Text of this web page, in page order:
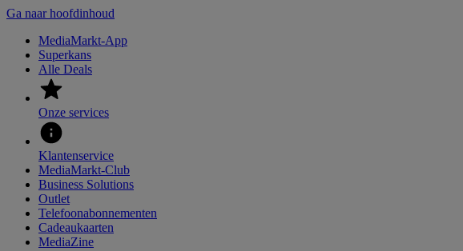
Ga naar hoofdinhoud
MediaMarkt-App
Superkans
Alle Deals
Onze services
Klantenservice
MediaMarkt-Club
Business Solutions
Outlet
Telefoonabonnementen
Cadeaukaarten
MediaZine